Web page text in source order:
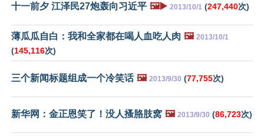
十一前夕 江泽民27炮轰向习近平 🖼️▶️ 2013/10/1 (247,440次)
薄瓜瓜自白：我和全家都在喝人血吃人肉 🖼️ 2013/10/1
(145,116次)
三个新闻标题组成一个冷笑话 🖼️ 2013/9/30 (77,755次)
新华网：金正恩笑了！没人搔胳肢窝 🖼️ 2013/9/30 (86,723次)